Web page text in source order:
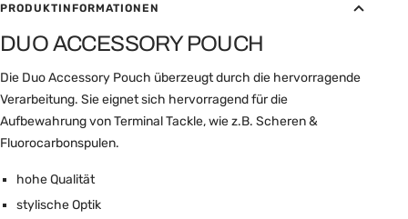
PRODUKTINFORMATIONEN
DUO ACCESSORY POUCH
Die Duo Accessory Pouch überzeugt durch die hervorragende
Verarbeitung. Sie eignet sich hervorragend für die
Aufbewahrung von Terminal Tackle, wie z.B. Scheren &
Fluorocarbonspulen.
hohe Qualität
stylische Optik